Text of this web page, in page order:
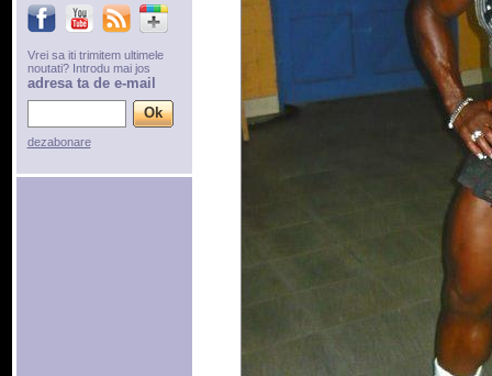
Vrei sa iti trimitem ultimele
noutati? Introdu mai jos
adresa ta de e-mail
dezabonare